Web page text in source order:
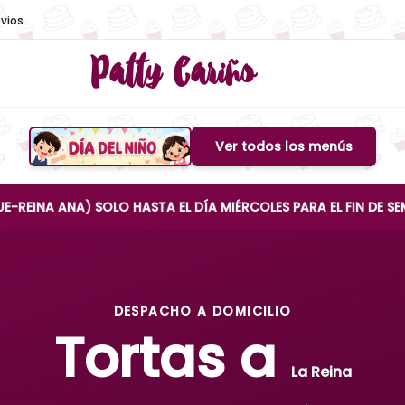
Patty Cariño
Boton de menuVer todos los menús
SOLO HASTA EL DÍA MIÉRCOLES PARA EL FIN DE SEMANA
DESPACHO A DOMICILIO
Tortas a La Reina